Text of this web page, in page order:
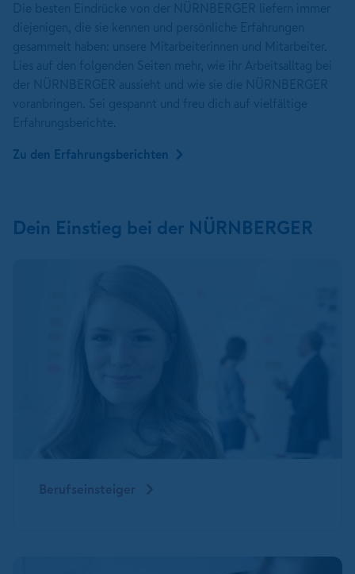
Zu den Erfahrungsberichten
Dein Einstieg bei der NÜRNBERGER
Berufseinsteiger